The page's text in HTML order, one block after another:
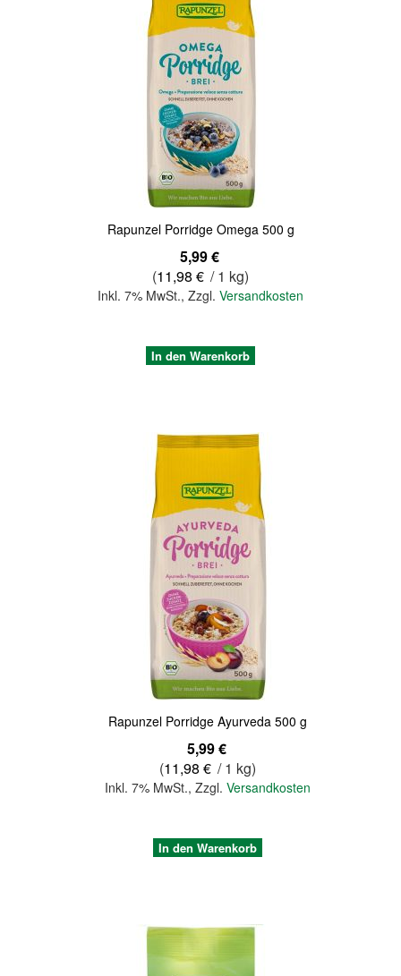
Rapunzel Porridge Omega 500 g
5,99 €
(11,98 € / 1 kg)
Inkl. 7% MwSt., Zzgl. Versandkosten
In den Warenkorb
Rapunzel Porridge Ayurveda 500 g
5,99 €
(11,98 € / 1 kg)
Inkl. 7% MwSt.,Zzgl.Versandkosten
In den Warenkorb